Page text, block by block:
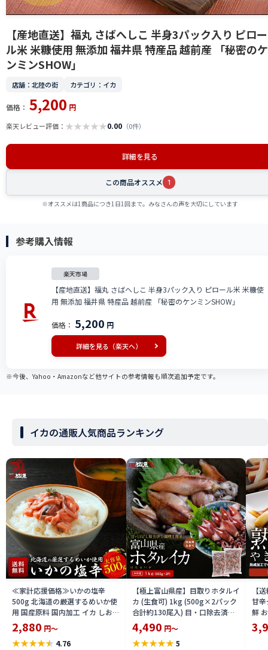
【産地直送】福丸 さばへしこ 半身3パック入り ピロー
ル米 米糠使用 無添加 福井県 特産品 越前産 「秘密のケ
ンミンSHOW」
店舗：北陸の街 カテゴリ：イカ
価格： 5,200 円
楽天レビュー評価： ★★★★★0.00 （0件）
詳細を見る
この商品オススメ 1
※オススメは1商品につき1日1回まで。みなさんの声を大切にしています
参考購入情報
楽天市場
【産地直送】福丸 さばへしこ 半身3パック入り ピロール米 米糠使
用 無添加 福井県 特産品 越前産 「秘密のケンミンSHOW」
価格： 5,200 円
詳細を見る（楽天へ）
※今後、Yahoo・Amazonなど他サイトの参考情報も順次追加予定です。
イカの通販人気商品ランキング
≪家計応援価格≫いかの塩辛
500g 北海道の厳選するめいか使
用 国産原料 国内加工 イカ しおか
ら おつまみ 酒 厳選素材 送料無料
ika2212-500a
2,880 円～
★★★★★ 4.76
【極上富山県産】目取りホタルイ
カ (生食可) 1kg (500g×2パック
合計約130尾入) 目・口除去済み
ほたるいか 刺身 生 個別冷凍 いか
めし 酢味噌あえ 沖漬け 海鮮 通販
送料無料 hoika2502
4,490 円～
★★★★★ 5
【
甘辛
鮮
き